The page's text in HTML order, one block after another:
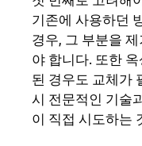
기존에 사용하던
경우, 그 부분을
야 합니다. 또한
된 경우도 교체가
시 전문적인 기술
이 직접 시도하는